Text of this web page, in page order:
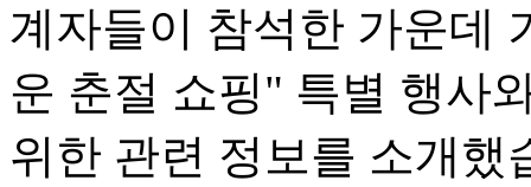
계자들이 참석한 가운데
운 춘절 쇼핑" 특별 행사
위한 관련 정보를 소개했